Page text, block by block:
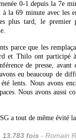
0-1 depuis la 7e
à la 69 minute avec les
plus tard, le premier
parce que les
et Thilo ont participé
de presse,
eu beaucoup de
lents. Nous avons
Nous avons aussi
a tout de même évité
13.783 fois - Romain